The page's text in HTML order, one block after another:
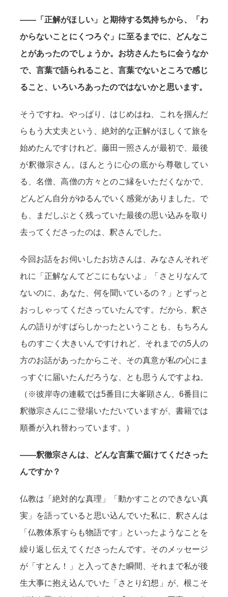
——「正解がほしい」と期待する気持ちから、「わ
からないことにくつろぐ」に至るまでに、どんなこ
とがあったのでしょうか。お坊さんたちに会うなか
で、言葉で語られること、言葉でないところで感じ
ること、いろいろあったのではないかと思います。
そうですね。やっぱり、はじめはね、これを掴んだ
らもう大丈夫という、絶対的な正解がほしくて旅を
始めたんですけれど。藤田一照さんが最初で、最後
が釈徹宗さん。ほんとうに心の底から尊敬してい
る、名僧、高僧の方々とのご縁をいただくなかで、
どんどん自分がゆるんでいく感覚がありました。で
も、まだしぶとく残っていた最後の思い込みを取り
去ってくださったのは、釈さんでした。
今回お話をお伺いしたお坊さんは、みなさんそれぞ
れに「正解なんてどこにもないよ」「さとりなんて
ないのに、あなた、何を聞いているの？」とずっと
おっしゃってくださっていたんです。だから、釈さ
んの語りがすばらしかったということも、もちろん
ものすごく大きいんですけれど、それまでの5人の
方のお話があったからこそ、その真意が私の心にま
っすぐに届いたんだろうな、とも思うんですよね。
（※彼岸寺の連載では5番目に大峯顕さん、6番目に
釈徹宗さんにご登場いただいていますが、書籍では
順番が入れ替わっています。）
——釈徹宗さんは、どんな言葉で届けてくださった
んですか？
仏教は「絶対的な真理」「動かすことのできない真
実」を語っていると思い込んでいた私に、釈さんは
「仏教体系すらも物語です」といったようなことを
繰り返し伝えてくださったんです。そのメッセージ
が「すとん！」と入ってきた瞬間、それまで私が後
生大事に抱え込んでいた「さとり幻想」が、根こそ